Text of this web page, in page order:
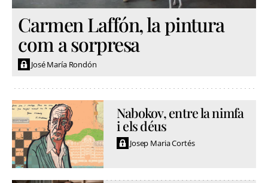
Carmen Laffón, la pintura
com a sorpresa
José María Rondón
Nabokov, entre la nimfa
i els déus
Josep Maria Cortés